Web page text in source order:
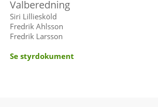
Valberedning
Siri Lilliesköld
Fredrik Ahlsson
Fredrik Larsson
Se styrdokument